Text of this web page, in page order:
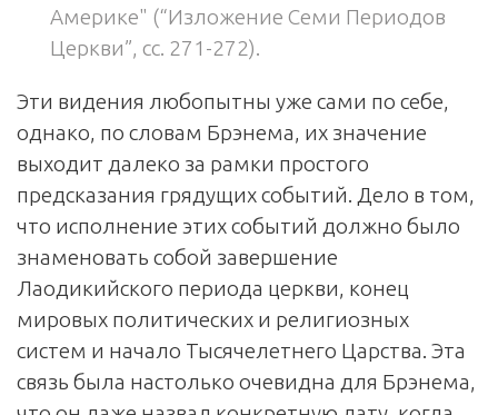
Америке" (“Изложение Семи Периодов
Церкви”, сс. 271-272).
Эти видения любопытны уже сами по себе,
однако, по словам Брэнема, их значение
выходит далеко за рамки простого
предсказания грядущих событий. Дело в том,
что исполнение этих событий должно было
знаменовать собой завершение
Лаодикийского периода церкви, конец
мировых политических и религиозных
систем и начало Тысячелетнего Царства. Эта
связь была настолько очевидна для Брэнема,